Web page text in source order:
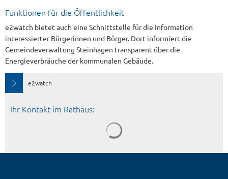
Funktionen für die Öffentlichkeit
e2watch bietet auch eine Schnittstelle für die Information
interessierter Bürgerinnen und Bürger. Dort informiert die
Gemeindeverwaltung Steinhagen transparent über die
Energieverbräuche der kommunalen Gebäude.
e2watch
Ihr Kontakt im Rathaus: